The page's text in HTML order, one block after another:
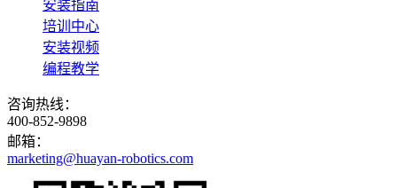
安装指南
培训中心
安装视频
编程教学
咨询热线：
400-852-9898
邮箱：
marketing@huayan-robotics.com